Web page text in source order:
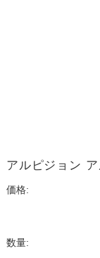
アルピジョン
価格:
数量: